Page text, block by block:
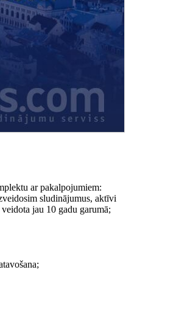
ar pakalpojumiem:
sludinājumus, aktīvi
jau 10 gadu garumā;